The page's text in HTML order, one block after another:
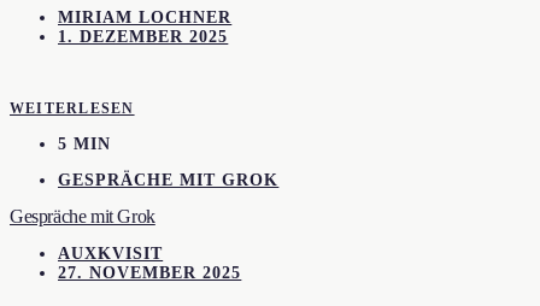
MIRIAM LOCHNER
1. DEZEMBER 2025
WEITERLESEN
5 MIN
GESPRÄCHE MIT GROK
Gespräche mit Grok
AUXKVISIT
27. NOVEMBER 2025